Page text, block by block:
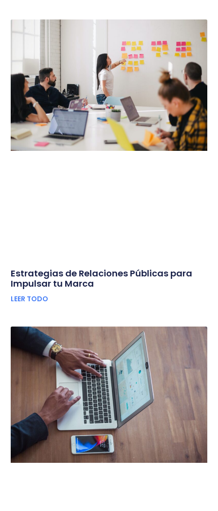
Estrategias de Relaciones Públicas para
Impulsar tu Marca
LEER TODO